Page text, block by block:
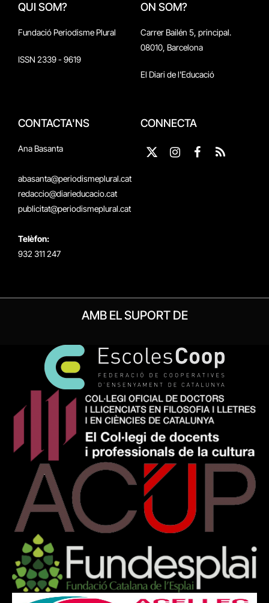
QUI SOM?
Fundació Periodisme Plural
ISSN 2339 - 9619
ON SOM?
Carrer Bailén 5, principal.
08010, Barcelona
El Diari de l'Educació
CONTACTA'NS
Ana Basanta
abasanta@periodismeplural.cat
redaccio@diarieducacio.cat
publicitat@periodismeplural.cat
Telèfon:
932 311 247
CONNECTA
X
Instagram
Facebook
RSS
AMB EL SUPORT DE